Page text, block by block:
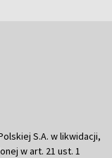
S.A. w likwidacji,
w art. 21 ust. 1